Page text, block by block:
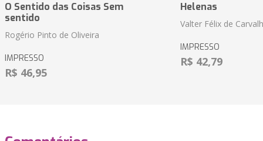
O Sentido das Coisas Sem
sentido
Rogério Pinto de Oliveira
IMPRESSO
R$ 46,95
Helenas
Valter Félix de
IMPRESSO
R$ 42,79